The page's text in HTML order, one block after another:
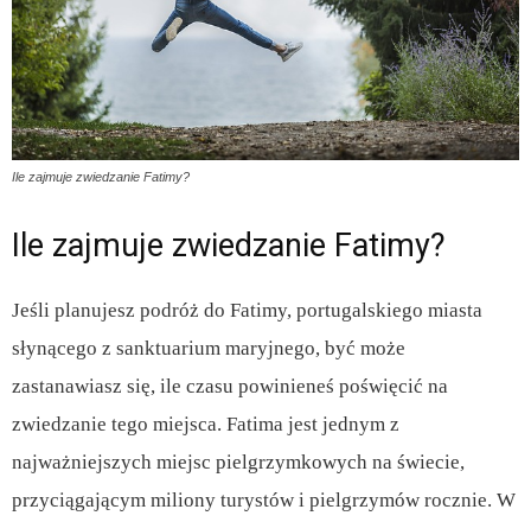
Ile zajmuje zwiedzanie Fatimy?
Ile zajmuje zwiedzanie Fatimy?
Jeśli planujesz podróż do Fatimy, portugalskiego miasta
słynącego z sanktuarium maryjnego, być może
zastanawiasz się, ile czasu powinieneś poświęcić na
zwiedzanie tego miejsca. Fatima jest jednym z
najważniejszych miejsc pielgrzymkowych na świecie,
przyciągającym miliony turystów i pielgrzymów rocznie. W